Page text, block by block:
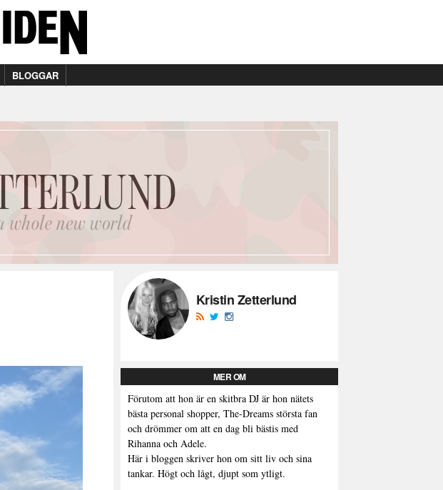
BLOGGAR
Kristin Zetterlund
MER OM
Förutom att hon är en skitbra DJ är hon nätets
bästa personal shopper, The-Dreams största fan
och drömmer om att en dag bli bästis med
Rihanna och Adele.
Här i bloggen skriver hon om sitt liv och sina
tankar. Högt och lågt, djupt som ytligt.